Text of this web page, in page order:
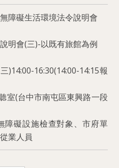
障礙生活環境法令說明會
明會(三)-以既有旅館為例
)14:00-16:30(14:00-14:15報
室(台中市南屯區東興路一段
障礙設施檢查對象、市府單
業人員